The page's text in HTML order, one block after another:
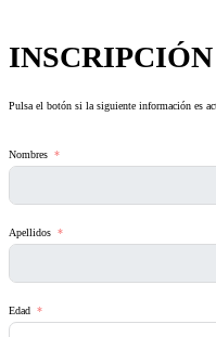
Pulsa el botón si la siguiente información es
Nombres
Apellidos
Edad